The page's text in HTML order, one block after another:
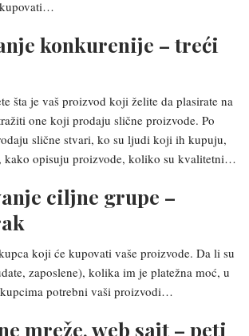
konkurenije – treći
šta je vaš proizvod koji želite da plasirate na
one koji prodaju slične proizvode. Po
slične stvari, ko su ljudi koji ih kupuju,
kako opisuju proizvode, koliko su kvalitetni…
ciljne grupe –
koji će kupovati vaše proizvode. Da li su
zaposlene), kolika im je platežna moć, u
potrebni vaši proizvodi…
mreže, web sajt – peti